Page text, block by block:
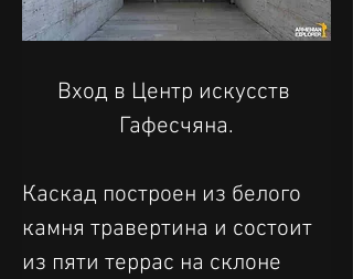
Вход в Центр искусств
Гафесчяна.
Каскад построен из белого
камня травертина и состоит
из пяти террас на склоне